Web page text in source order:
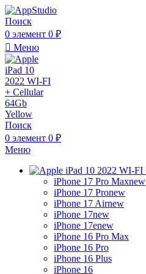
Поиск
0 элемент 0 ₽
Меню
Поиск
0 элемент 0 ₽
Меню
iPhone 17 Pro Maxnew
iPhone 17 Pronew
iPhone 17 Airnew
iPhone 17new
iPhone 17enew
iPhone 16 Pro Max
iPhone 16 Pro
iPhone 16 Plus
iPhone 16